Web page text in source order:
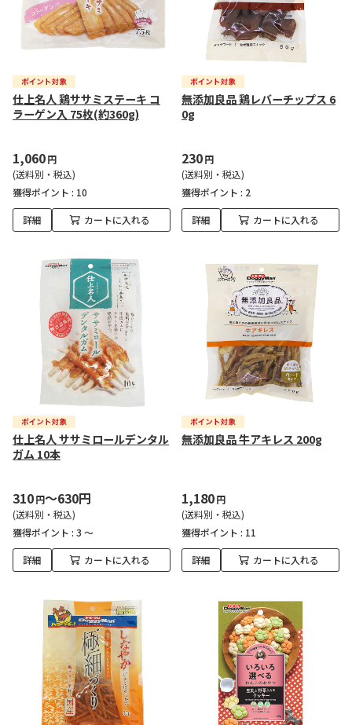
仕上名人 鶏ササミステーキ コ
ラーゲン入 75枚(約360g)
1,060円
(送料別・税込)
獲得ポイント : 10
詳細 カートに入れる
無添加良品 鶏レバーチップス 6
0g
230円
(送料別・税込)
獲得ポイント : 2
詳細 カートに入れる
仕上名人 ササミロールデンタル
ガム 10本
310円～630円
(送料別・税込)
獲得ポイント : 3 ～
詳細 カートに入れる
無添加良品 牛アキレス 200g
1,180円
(送料別・税込)
獲得ポイント : 11
詳細 カートに入れる